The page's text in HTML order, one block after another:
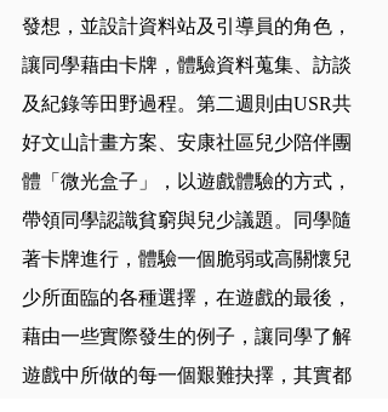
發想，並設計資料站及引導員的角色，
讓同學藉由卡牌，體驗資料蒐集、訪談
及紀錄等田野過程。第二週則由USR共
好文山計畫方案、安康社區兒少陪伴團
體「微光盒子」，以遊戲體驗的方式，
帶領同學認識貧窮與兒少議題。同學隨
著卡牌進行，體驗一個脆弱或高關懷兒
少所面臨的各種選擇，在遊戲的最後，
藉由一些實際發生的例子，讓同學了解
遊戲中所做的每一個艱難抉擇，其實都